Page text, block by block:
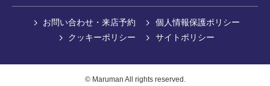
お問い合わせ・来店予約
個人情報保護ポリシー
クッキーポリシー
サイトポリシー
©Maruman All rights reserved.